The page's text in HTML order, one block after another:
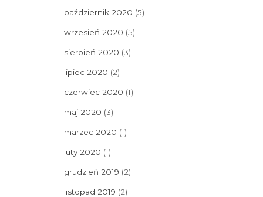
październik 2020 (5)
wrzesień 2020 (5)
sierpień 2020 (3)
lipiec 2020 (2)
czerwiec 2020 (1)
maj 2020 (3)
marzec 2020 (1)
luty 2020 (1)
grudzień 2019 (2)
listopad 2019 (2)